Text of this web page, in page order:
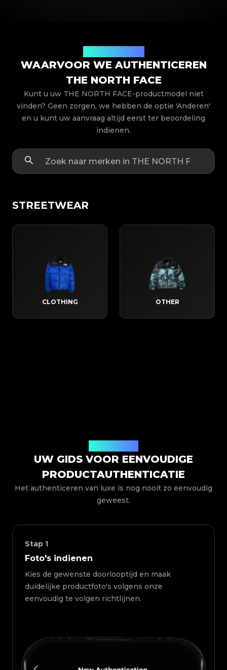
WAARVOOR WE AUTHENTICEREN
THE NORTH FACE
Kunt u uw THE NORTH FACE-productmodel niet
vinden? Geen zorgen, we hebben de optie 'Anderen'
en u kunt uw aanvraag altijd eerst ter beoordeling
indienen.
STREETWEAR
CLOTHING OTHER
UW GIDS VOOR EENVOUDIGE
PRODUCTAUTHENTICATIE
Het authenticeren van luxe is nog nooit zo eenvoudig
geweest.
Stap 1
Foto's indienen
Kies de gewenste doorlooptijd en maak
duidelijke productfoto's volgens onze
eenvoudig te volgen richtlijnen.